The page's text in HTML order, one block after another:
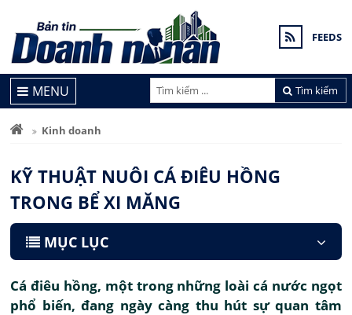
FEEDS
Tìm kiếm
MENU
Kinh doanh
KỸ THUẬT NUÔI CÁ ĐIÊU HỒNG
TRONG BỂ XI MĂNG
MỤC LỤC
Cá điêu hồng, một trong những loài cá nước ngọt
phổ biến, đang ngày càng thu hút sự quan tâm